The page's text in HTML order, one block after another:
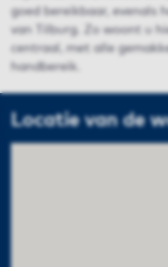
goed bereikbaar, evenals
van Tilburg. Zo woont u
centraal, met alle
handbereik.
Locatie van de